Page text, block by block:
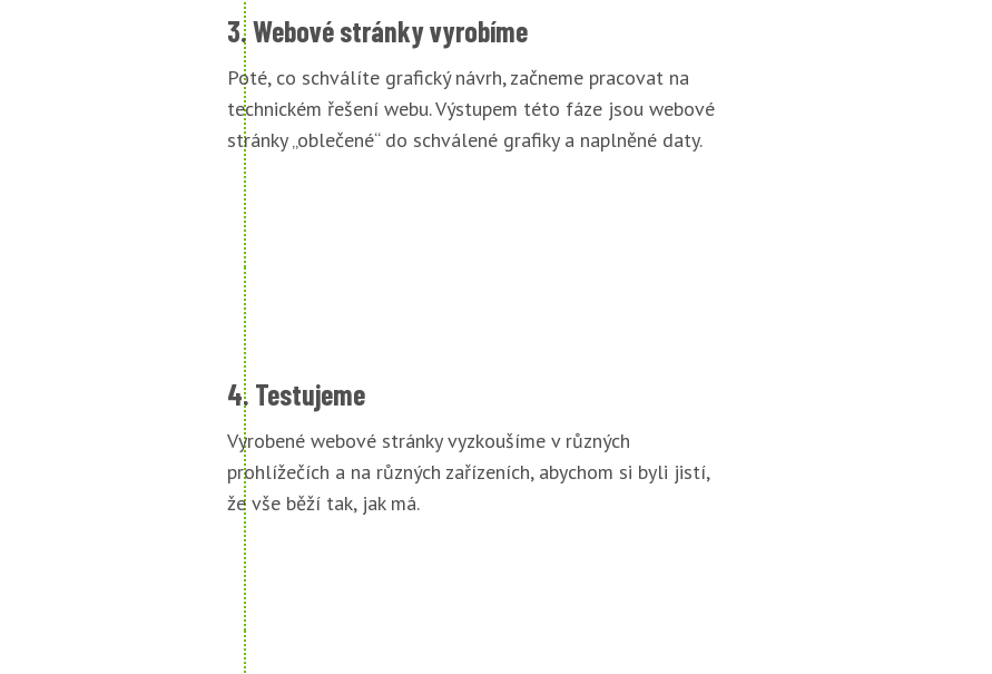
3. Webové stránky vyrobíme
Poté, co schválíte grafický návrh, začneme pracovat na
technickém řešení webu. Výstupem této fáze jsou webové
stránky „oblečené“ do schválené grafiky a naplněné daty.
4. Testujeme
Vyrobené webové stránky vyzkoušíme v různých
prohlížečích a na různých zařízeních, abychom si byli jistí,
že vše běží tak, jak má.